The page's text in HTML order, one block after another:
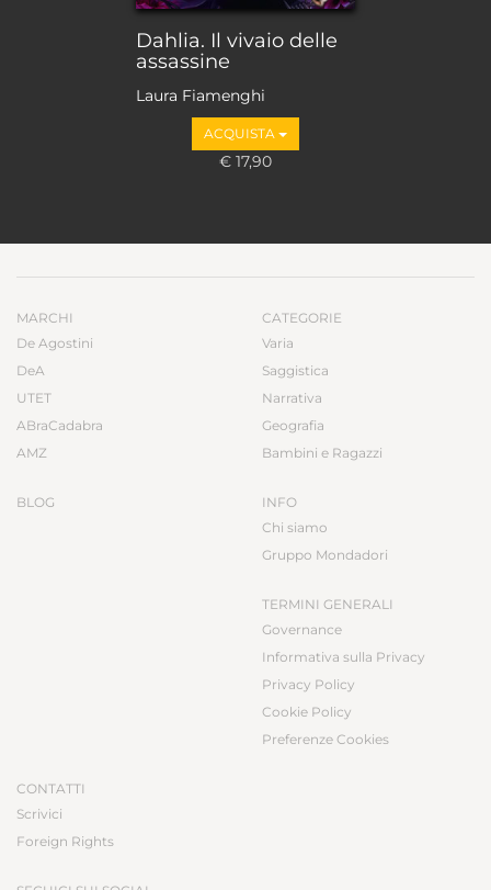
Dahlia. Il vivaio delle
assassine
Laura Fiamenghi
ACQUISTA
€ 17,90
MARCHI
De Agostini
DeA
UTET
ABraCadabra
AMZ
BLOG
CATEGORIE
Varia
Saggistica
Narrativa
Geografia
Bambini e Ragazzi
INFO
Chi siamo
Gruppo Mondadori
TERMINI GENERALI
Governance
Informativa sulla Privacy
Privacy Policy
Cookie Policy
Preferenze Cookies
CONTATTI
Scrivici
Foreign Rights